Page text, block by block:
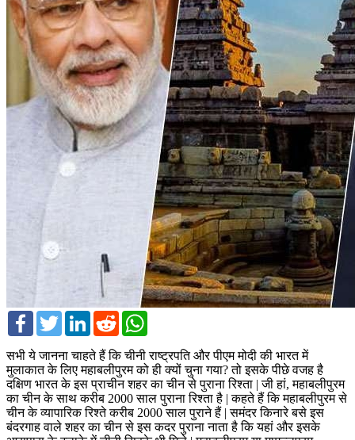
FacebookTwitterLinkedInReddit
सभी ये जानना चाहते हैं कि चीनी राष्‍ट्रपति और पीएम मोदी की भारत में
मुलाकात के लिए महाबलीपुरम को ही क्‍यों चुना गया? तो इसके पीछे वजह है
दक्षिण भारत के इस प्राचीन शहर का चीन से पुराना रिश्‍ता | जी हां, महाबलीपुरम
का चीन के साथ करीब 2000 साल पुराना रिश्‍ता है | कहते हैं कि महाबलीपुरम से
चीन के व्यापारिक रिश्ते करीब 2000 साल पुराने हैं | समंदर किनारे बसे इस
बंदरगाह वाले शहर का चीन से इस कदर पुराना नाता है कि यहां और इसके